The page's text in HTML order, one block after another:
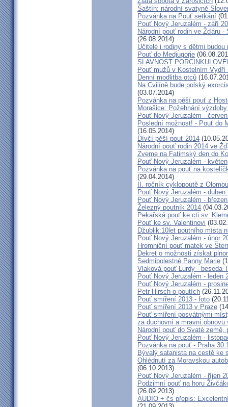
Šaštín: národní svatyně
Pozvánka na Pouť setkání
Pouť Nový Jeruzalém - září
Národní pouť rodin ve Žďáru
(26.08.2014)
Učitelé i rodiny s dětmi
Pouť do Medjugorje
SLAVNOST
Pouť mužů v Kostelním Vydří
Denní modlitba otců
Na Cvilíně bude polský
(03.07.2014)
Pozvánka na pěší pouť z
Morašice: Požehnání
Pouť Nový Jeruzalém -
Poslední možnost! - Pouť do
(16.05.2014)
Dívčí pěší pouť 2014
Národní pouť rodin 2014 ve
Zveme na Fatimský den do
Pouť Nový Jeruzalém - květen
Pozvánka na pouť na
(29.04.2014)
II. ročník cyklopoutě z
Pouť Nový Jeruzalém - duben
Pouť Nový Jeruzalém -
Železný poutník 2014
Pekařská pouť ke cti sv.
Pouť ke sv. Valentinovi
Džublik:10let poutního místa
Pouť Nový Jeruzalém - únor
Hromniční pouť matek ve
Dekret o možnosti získat
Sedmibolestné Panny Marie
Vlaková pouť Lurdy - beseda
Pouť Nový Jeruzalém - leden
Pouť Nový Jeruzalém -
Petr Hirsch o poutích
Pouť smíření 2013 - foto
Pouť smíření 2013 v Praze
Pouť smíření posvátnými
za duchovní a mravní obnovu
Národní pouť do Svaté země,
Pouť Nový Jeruzalém -
Pozvánka na pouť - Praha
Bývalý satanista na cestě ke
Ohlédnutí za Moravskou
(06.10.2013)
Pouť Nový Jeruzalém - říjen
Podzimní pouť na horu
(26.09.2013)
AUDIO + čs přepis: